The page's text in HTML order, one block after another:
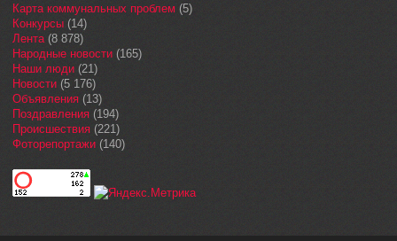
Карта коммунальных проблем (5)
Конкурсы (14)
Лента(8 878)
Народные новости (165)
Наши люди (21)
Новости (5 176)
Объявления (13)
Поздравления (194)
Происшествия (221)
Фоторепортажи (140)